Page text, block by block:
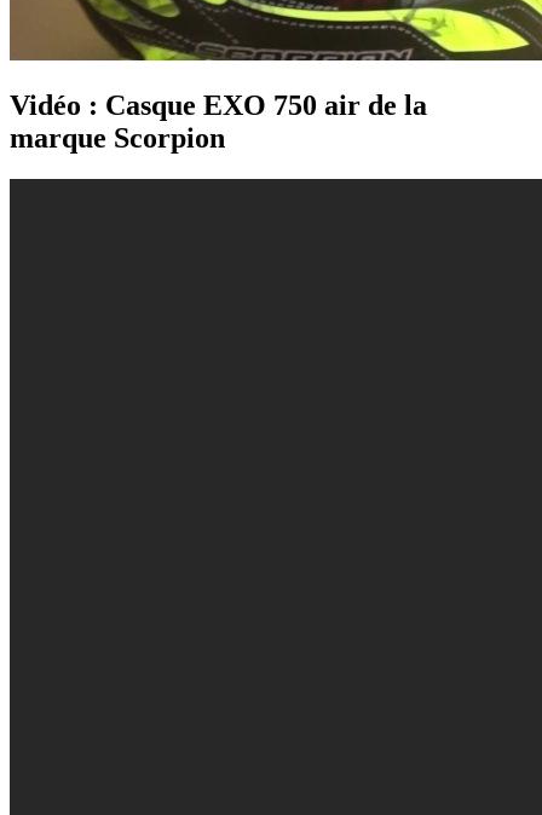
Vidéo : Casque EXO 750 air de la
marque Scorpion